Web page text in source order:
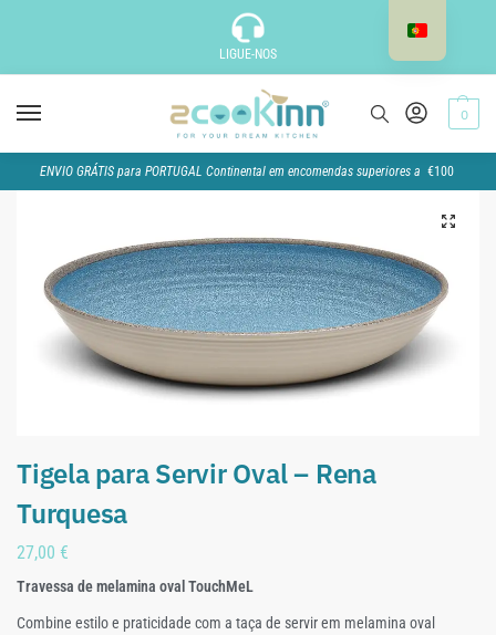
LIGUE-NOS
0
ENVIO GRÁTIS para PORTUGAL Continental em encomendas superiores a €100
Tigela para Servir Oval – Rena
Turquesa
27,00 €
Travessa de melamina oval TouchMeL
Combine estilo e praticidade com a taça de servir em melamina oval